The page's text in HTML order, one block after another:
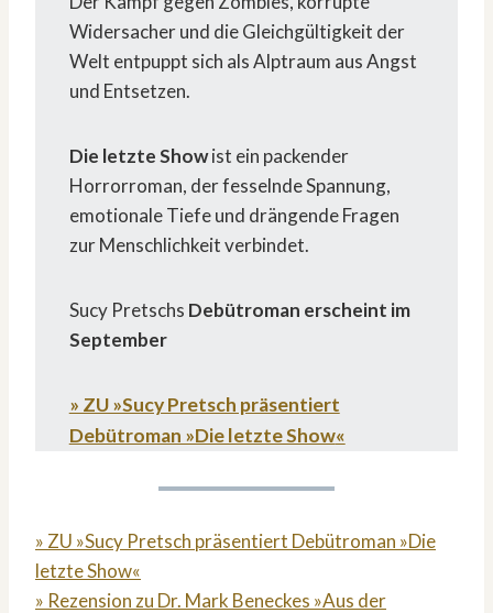
Widersacher und die Gleichgültigkeit der
Welt entpuppt sich als Alptraum aus Angst
und Entsetzen.
Die letzte Showist ein packender
Horrorroman, der fesselnde Spannung,
emotionale Tiefe und drängende Fragen
zur Menschlichkeit verbindet.
Sucy Pretschs Debütroman erscheint im
September
» ZU »Sucy Pretsch präsentiert
Debütroman »Die letzte Show«
» ZU »Sucy Pretsch präsentiert Debütroman »Die
letzte Show«
» Rezension zu Dr. Mark Beneckes »Aus der